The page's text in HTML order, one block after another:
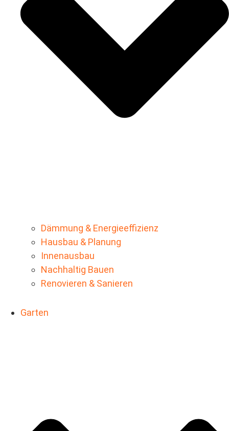
Dämmung & Energieeffizienz
Hausbau & Planung
Innenausbau
Nachhaltig Bauen
Renovieren & Sanieren
Garten